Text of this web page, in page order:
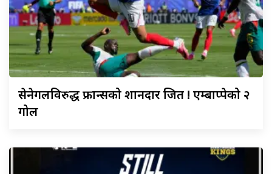
सेनेगलविरुद्धफ्रान्सको शानदार जित ! एम्बाप्पेको २
गोल